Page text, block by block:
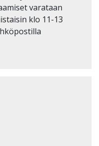
varataan
klo 11-13